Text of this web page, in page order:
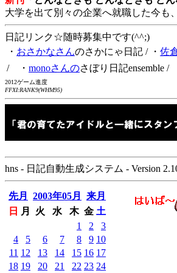
大学を出て別々の企業へ就職した今も
日記リンク☆随時募集中です(^^;)
・ おさかなさんのさかにゃ日記 / ・ 佐
/ ・ monoさんのさぼり日記ensemble /
2012ゲーム進度
FFXI:RANK9(WHM95)
hns - 日記自動生成システム - Version
先月 2003年05月
来月
日
月 火 水 木 金 土
1
2
3
4
5 6 7 8 9 10
11 12 13 14 15 16 17
18 19 20 21 22 23 24